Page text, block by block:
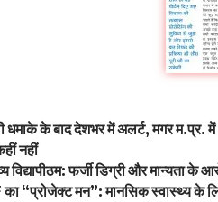
धमाके के बाद देशभर में अलर्ट, मगर म.प्र.
नहीं
विद्यापीठम: फर्जी डिग्री और मान्यता के
का “प्रोजेक्ट मन”: मानसिक स्वास्थ्य के